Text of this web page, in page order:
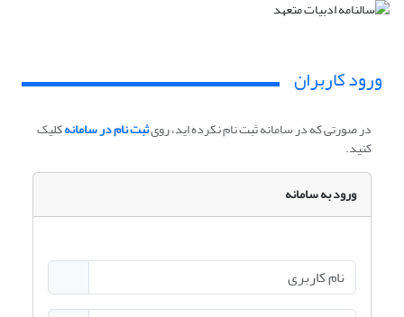
ورود کاربران
در صورتی که در سامانه ثبت نام نکرده اید، رویثبت نام در سامانهکلیک
کنید.
ورود به سامانه